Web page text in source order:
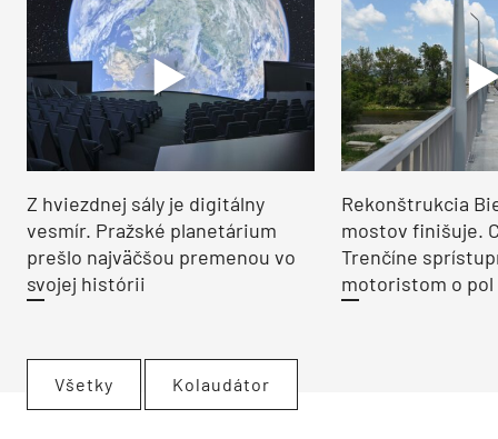
Z hviezdnej sály je digitálny
vesmír. Pražské planetárium
prešlo najväčšou premenou vo
svojej histórii
Rekonštrukcia
mostov finišuje.
Trenčíne
motoristom o pol
Všetky Kolaudátor